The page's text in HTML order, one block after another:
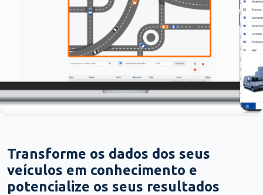
Transforme os dados dos seus
veículos em conhecimento e
potencialize os seus resultados